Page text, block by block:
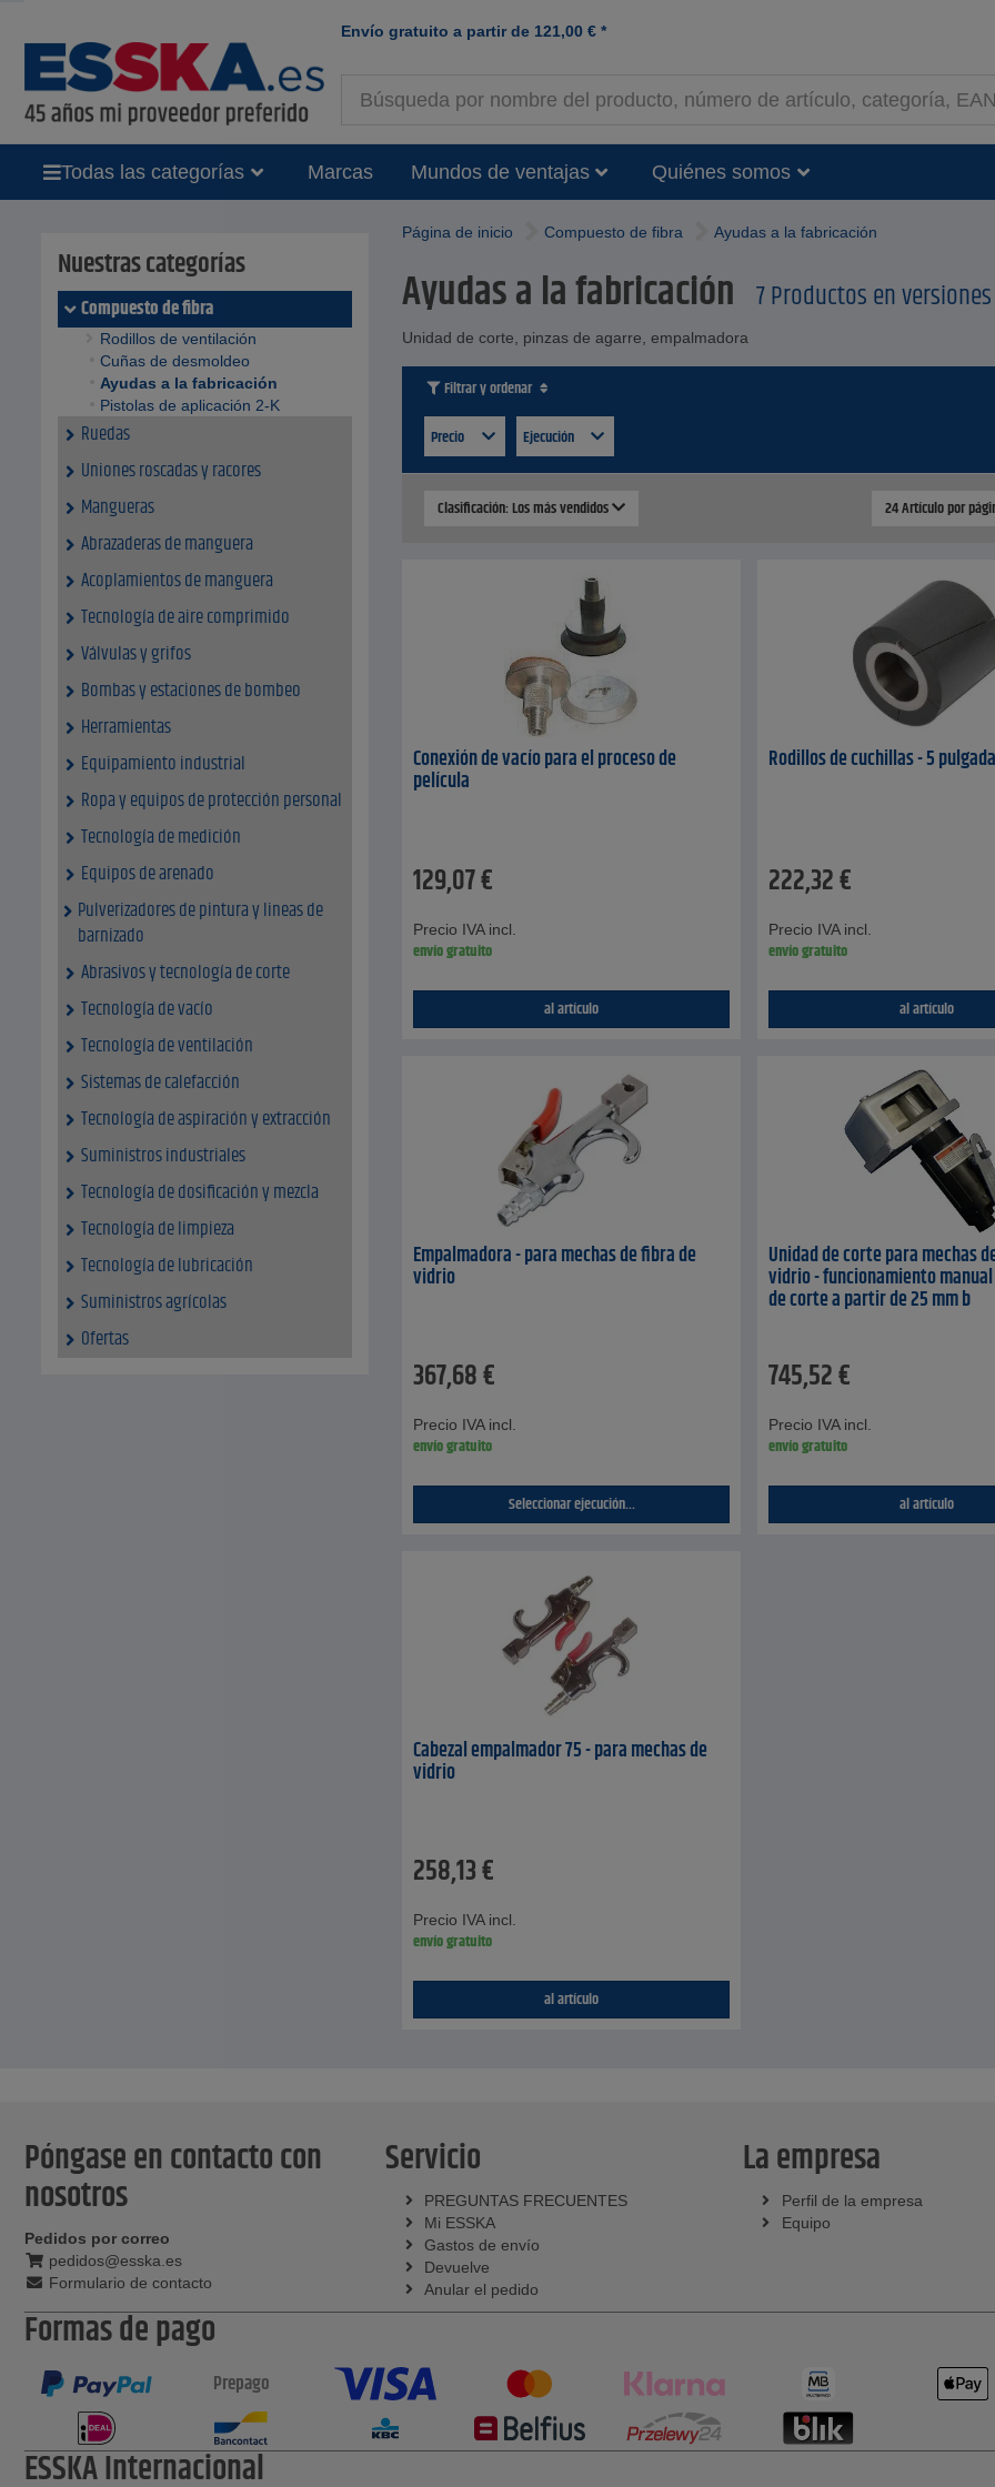
Envío gratuito a partir de 121,00 € *
Todas las categorías Marcas Mundos de ventajas Quiénes somos
Nuestras categorías
Compuesto de fibra
Rodillos de ventilación
Cuñas de desmoldeo
Ayudas a la fabricación
Pistolas de aplicación 2-K
Ruedas
Uniones roscadas y racores
Mangueras
Abrazaderas de manguera
Acoplamientos de manguera
Tecnología de aire comprimido
Válvulas y grifos
Bombas y estaciones de bombeo
Herramientas
Equipamiento industrial
Ropa y equipos de protección personal
Tecnología de medición
Equipos de arenado
Pulverizadores de pintura y lineas de
barnizado
Abrasivos y tecnología de corte
Tecnología de vacío
Tecnología de ventilación
Sistemas de calefacción
Tecnología de aspiración y extracción
Suministros industriales
Tecnología de dosificación y mezcla
Tecnología de limpieza
Tecnología de lubricación
Suministros agrícolas
Ofertas
Página de inicio Compuesto de fibra Ayudas a la fabricación
Ayudas a la fabricación 7 Productos en versiones
Unidad de corte, pinzas de agarre, empalmadora
Filtrar y ordenar
Precio
Ejecución
Clasificación: Los más vendidos 24 Artículo por
Conexión de vacío para el proceso de
película
129,07€
Precio IVA incl.
envío gratuito
al artículo
Rodillos de cuchillas - 5
222,32€
Precio IVA incl.
envío gratuito
al artículo
Empalmadora - para mechas de fibra de
vidrio
367,68€
Precio IVA incl.
envío gratuito
Seleccionar ejecución...
Unidad de corte para mechas
vidrio - funcionamiento
de corte a partir de 25 mm b
745,52€
Precio IVA incl.
envío gratuito
al artículo
Cabezal empalmador 75 - para mechas de
vidrio
258,13€
Precio IVA incl.
envío gratuito
al artículo
Póngase en contacto con
nosotros
Pedidos por correo
pedidos@esska.es
Formulario de contacto
Servicio
PREGUNTAS FRECUENTES
Mi ESSKA
Gastos de envío
Devuelve
Anular el pedido
La empresa
Perfil de la empresa
Equipo
Formas de pago
Prepago
ESSKA Internacional